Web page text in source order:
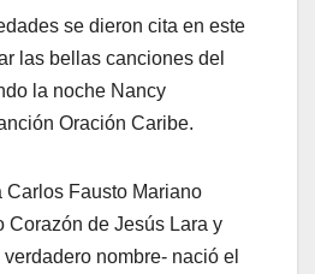
se dieron cita en este
las bellas canciones del
la noche Nancy
Oración Caribe.
Carlos Fausto Mariano
Corazón de Jesús Lara y
nombre- nació el